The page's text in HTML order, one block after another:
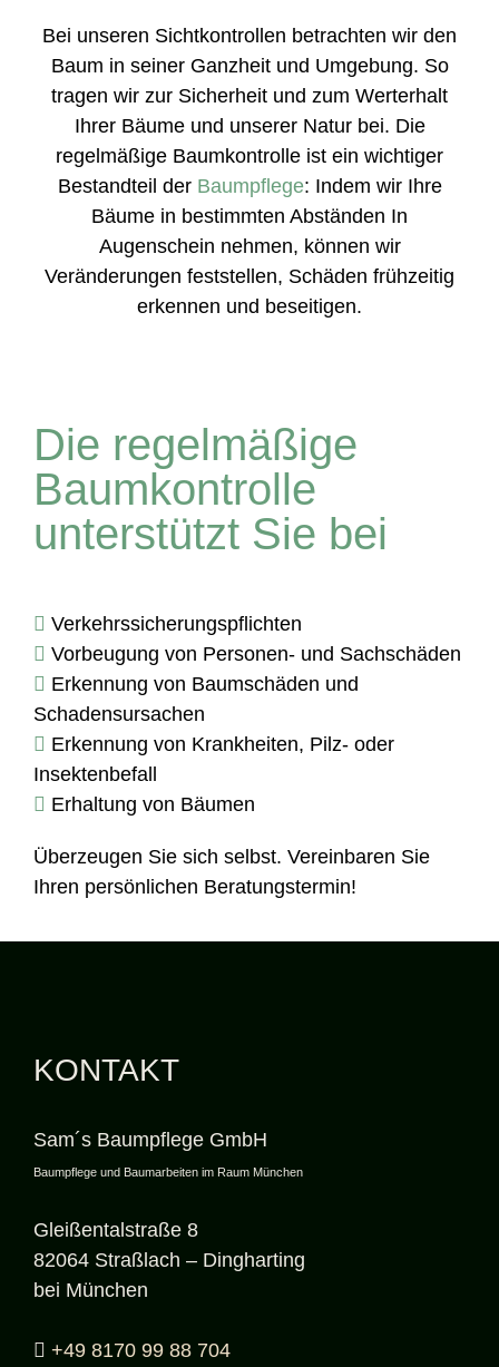
Bei unseren Sichtkontrollen betrachten wir den
Baum in seiner Ganzheit und Umgebung. So
tragen wir zur Sicherheit und zum Werterhalt
Ihrer Bäume und unserer Natur bei. Die
regelmäßige Baumkontrolle ist ein wichtiger
Bestandteil der Baumpflege: Indem wir Ihre
Bäume in bestimmten Abständen In
Augenschein nehmen, können wir
Veränderungen feststellen, Schäden frühzeitig
erkennen und beseitigen.
Die regelmäßige
Baumkontrolle
unterstützt Sie bei
Verkehrssicherungspflichten
Vorbeugung von Personen- und Sachschäden
Erkennung von Baumschäden und
Schadensursachen
Erkennung von Krankheiten, Pilz- oder
Insektenbefall
Erhaltung von Bäumen
Überzeugen Sie sich selbst. Vereinbaren Sie
Ihren persönlichen Beratungstermin!
KONTAKT
Sam´s Baumpflege GmbH
Baumpflege und Baumarbeiten im Raum München
Gleißentalstraße 8
82064 Straßlach – Dingharting
bei München
+49 8170 99 88 704